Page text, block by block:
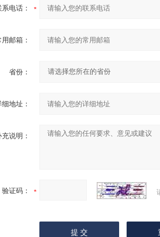
系电话：
用邮箱：
省份：
细地址：
充说明：
验证码：